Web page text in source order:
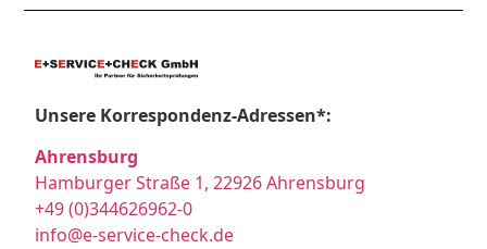
Unsere Korrespondenz-Adressen*:
Ahrensburg
Hamburger Straße 1, 22926 Ahrensburg
+49 (0)344626962-0
info@e-service-check.de